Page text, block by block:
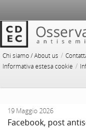
Chi siamo / About us /
Informativa estesa cookie /
19 Maggio 2026
Facebook, post